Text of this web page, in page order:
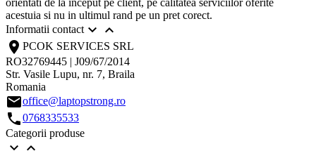
orientati de la inceput pe client, pe calitatea serviciilor oferite
acestuia si nu in ultimul rand pe un pret corect.
Informatii contact 
location_on PCOK SERVICES SRL
RO32769445 | J09/67/2014
Str. Vasile Lupu, nr. 7, Braila
Romania
emailoffice@laptopstrong.ro
call0768335533
Categorii produse
 